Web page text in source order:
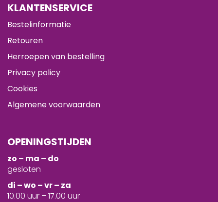
KLANTENSERVICE
Bestelinformatie
Retouren
Herroepen van bestelling
Privacy policy
Cookies
Algemene voorwaarden
OPENINGSTIJDEN
zo – ma – do
gesloten
di – wo – vr – za
10.00 uur – 17.00 uur